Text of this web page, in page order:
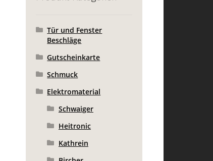
Tür und Fenster
Beschläge
Gutscheinkarte
Schmuck
Elektromaterial
Schwaiger
Heitronic
Kathrein